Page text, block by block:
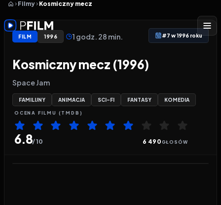
Filmy Kosmiczny mecz
FILM 1996 1 godz. 28 min. #7 w 1996 roku
Kosmiczny mecz (1996)
Space Jam
FAMILIJNY ANIMACJA SCI-FI FANTASY KOMEDIA
OCENA FILMU (TMDB)
6.8/ 10 6 490GŁOSÓW